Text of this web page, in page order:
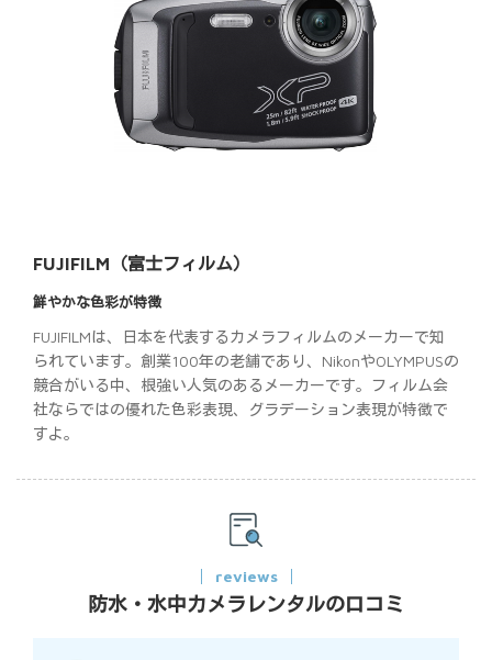
FUJIFILM（富士フィルム）
鮮やかな色彩が特徴
FUJIFILMは、日本を代表するカメラフィルムのメーカーで知
られています。創業100年の老舗であり、NikonやOLYMPUSの
競合がいる中、根強い人気のあるメーカーです。フィルム会
社ならではの優れた色彩表現、グラデーション表現が特徴で
すよ。
reviews
防水・水中カメラレンタルの口コミ